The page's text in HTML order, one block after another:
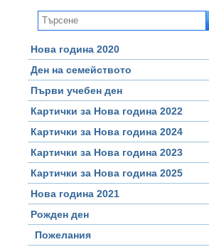
Нова година 2020
Ден на семейството
Първи учебен ден
Картички за Нова година 2022
Картички за Нова година 2024
Картички за Нова година 2023
Картички за Нова година 2025
Нова година 2021
Рожден ден
Пожелания